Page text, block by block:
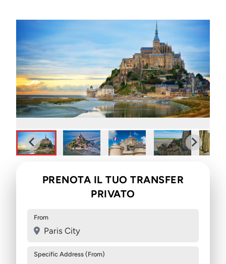
PRENOTA IL TUO TRANSFER
PRIVATO
From
Paris City
Specific Address (From)